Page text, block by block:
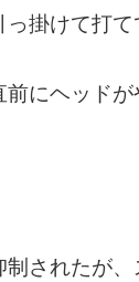
掛けて打て
にヘッド
されたが